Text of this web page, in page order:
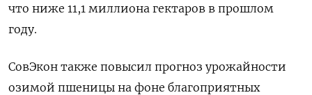
что ниже 11,1 миллиона гектаров в прошлом
году.
СовЭкон также повысил прогноз урожайности
озимой пшеницы на фоне благоприятных